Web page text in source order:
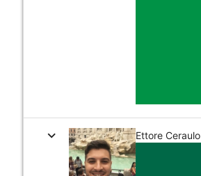
expand_more Ettore Ceraulo